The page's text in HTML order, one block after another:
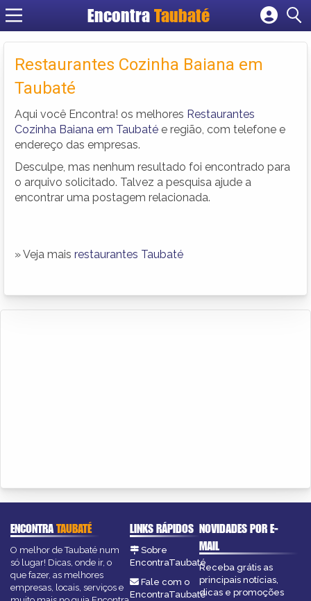
EncontraTaubaté
Cadastrar empresa
Criar conta
Restaurantes Cozinha Baiana em
Taubaté
Aqui você Encontra! os melhores Restaurantes
Cozinha Baiana em Taubaté e região, com telefone e
endereço das empresas.
Desculpe, mas nenhum resultado foi encontrado para
o arquivo solicitado. Talvez a pesquisa ajude a
encontrar uma postagem relacionada.
» Veja mais restaurantes Taubaté
ENCONTRATAUBATÉ
O melhor de Taubaté num
só lugar! Dicas, onde ir, o
que fazer, as melhores
empresas, locais, serviços e
LINKS RÁPIDOS
Sobre
EncontraTaubaté
Fale com o
EncontraTaubaté
NOVIDADES POR E-
MAIL
Receba grátis as
principais notícias,
dicas e promoções